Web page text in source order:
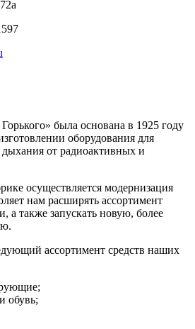
была основана в 1925 году
оборудования для
от радиоактивных и
осуществляется модернизация
нам расширять ассортимент
а также запускать новую, более
ассортимент средств наших
обувь;